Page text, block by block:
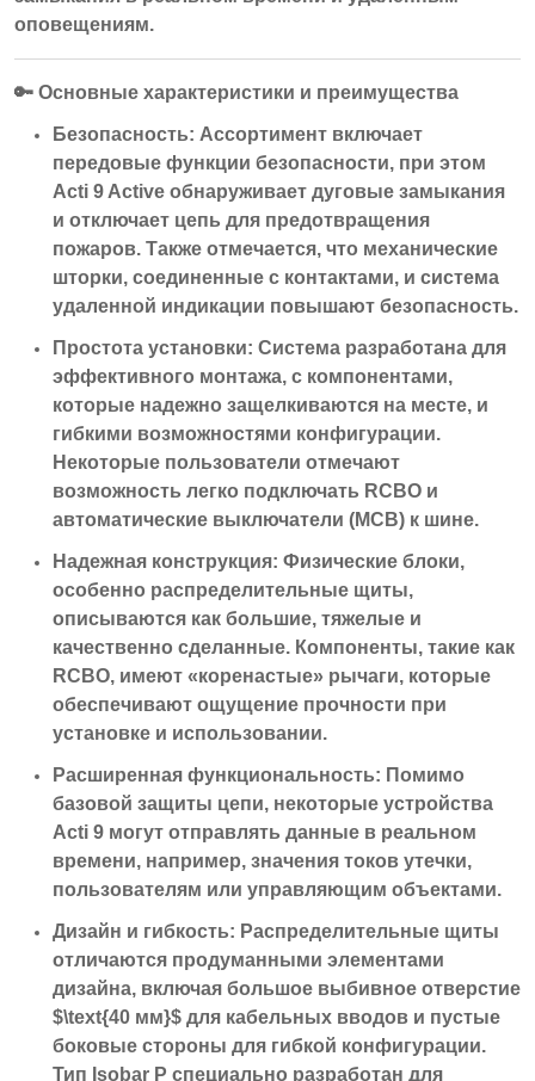
оповещениям.
🔑 Основные характеристики и преимущества
Безопасность: Ассортимент включает
передовые функции безопасности, при этом
Acti 9 Active обнаруживает дуговые замыкания
и отключает цепь для предотвращения
пожаров. Также отмечается, что механические
шторки, соединенные с контактами, и система
удаленной индикации повышают безопасность.
Простота установки: Система разработана для
эффективного монтажа, с компонентами,
которые надежно защелкиваются на месте, и
гибкими возможностями конфигурации.
Некоторые пользователи отмечают
возможность легко подключать RCBO и
автоматические выключатели (MCB) к шине.
Надежная конструкция: Физические блоки,
особенно распределительные щиты,
описываются как большие, тяжелые и
качественно сделанные. Компоненты, такие как
RCBO, имеют «коренастые» рычаги, которые
обеспечивают ощущение прочности при
установке и использовании.
Расширенная функциональность: Помимо
базовой защиты цепи, некоторые устройства
Acti 9 могут отправлять данные в реальном
времени, например, значения токов утечки,
пользователям или управляющим объектами.
Дизайн и гибкость: Распределительные щиты
отличаются продуманными элементами
дизайна, включая большое выбивное отверстие
$\text{40 мм}$ для кабельных вводов и пустые
боковые стороны для гибкой конфигурации.
Тип Isobar P специально разработан для